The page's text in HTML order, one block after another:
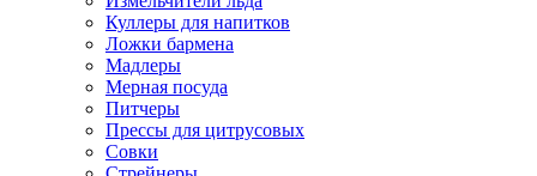
Куллеры для напитков
Ложки бармена
Мадлеры
Мерная посуда
Питчеры
Прессы для цитрусовых
Совки